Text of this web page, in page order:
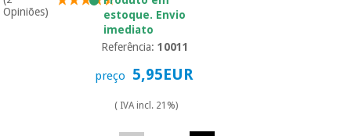
Opiniões)
estoque. Envio
imediato
Referência:10011
preço 5,95EUR
( IVA incl. 21%)